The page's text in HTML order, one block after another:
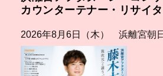
カウンターテナー・リサイ
2026年8月6日（木） 浜離宮朝